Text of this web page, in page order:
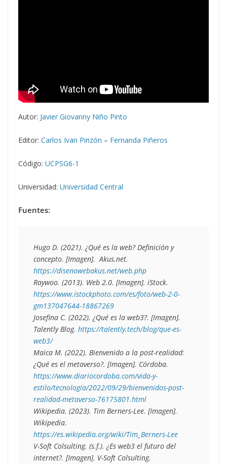
Autor: Javier Giovanny Niño Pinto
Editor: Carlos Ivan Pinzón – Fernanda Piñeros
Código: UCPSG6-1
Universidad: Universidad Central
Fuentes:
Hugo D. (2021). ¿Qué es la web? Definición y
https://disenowebakus.net/web.php
https://www.istockphoto.com/es/foto/web-2-0-
gm137047644-18867269
Josefina C. (2022). ¿Qué es la web3?. [Imagen].
Talently Blog. https://talently.tech/blog/que-es-
web3/
Maica M. (2022). Bienvenido a la post-realidad:
https://www.diariocordoba.com/vida-y-
estilo/tecnologia/2022/09/29/bienvenidos-post-
realidad-metaverso-76175801.html
Wikipedia. (2023). Tim Berners-Lee. [Imagen].
https://es.wikipedia.org/wiki/Tim_Berners-Lee
V-Soft Colsulting. (s.f.). ¿Es web3 el futuro del